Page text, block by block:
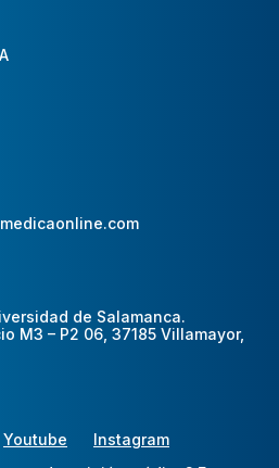
de Salamanca.
M3 – P2 06, 37185 Villamayor,
Youtube
Instagram